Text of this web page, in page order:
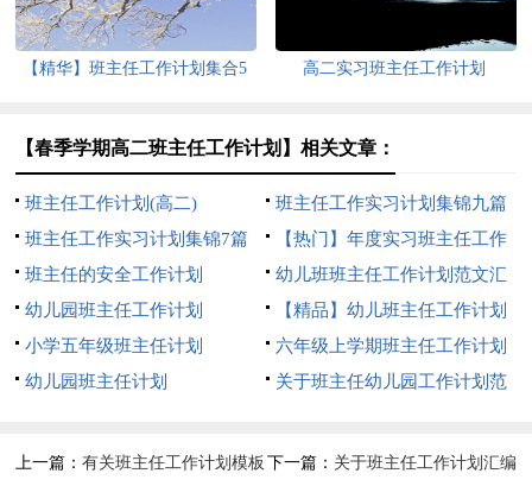
【精华】班主任工作计划集合5
高二实习班主任工作计划
【春季学期高二班主任工作计划】相关文章：
班主任工作计划(高二)
班主任工作实习计划集锦九篇
班主任工作实习计划集锦7篇
【热门】年度实习班主任工作
计划三篇
班主任的安全工作计划
幼儿班班主任工作计划范文汇
总10篇
幼儿园班主任工作计划
【精品】幼儿班主任工作计划
4篇
小学五年级班主任计划
六年级上学期班主任工作计划
幼儿园班主任计划
关于班主任幼儿园工作计划范
上一篇：有关班主任工作计划模板 下一篇： 关于班主任工作计划汇编